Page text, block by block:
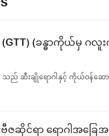
(GTT) (ခန္ဓာကိုယ်မှ ဂ
သည် ဆီးချိုရောဂါနှင့် ကိုယ်ဝန်ဆေ
းဗီဇဆိုင်ရာ ရောဂါအခြ